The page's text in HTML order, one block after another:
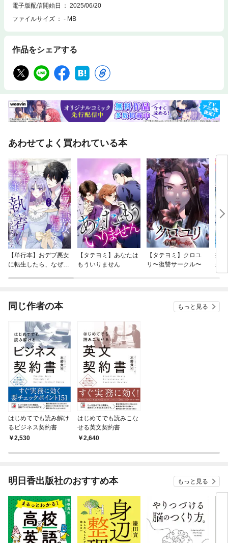
ょう。本書では、この手の条文例とその修正案を数多く紹介しておりま
す。これに加えて次の２つの条文も理解する必要があります。②「修正す
る必要はないものの、契約締結後の実務における対応の際に少し注意が必
応を適切にとらないと、自社に不利益が生じてしまうものです。よって、
に気を付けるべきか」について、事業を遂行する方々に教えられるように
なる必要があります。③「なぜその条文が定められているのか意味が分か
雛形にある通りに記載すべき条文である」と判断できるようになる必要が
あります。本書では、読者の方々が適切に契約書をチェック・修正する能
力を身につけられるように、契約類型ごとに、①がメインではあります
条文に関係する押さえておくべき周辺知識にも触れますので、最終的に
目指すべき契約書とは？なお、契約書は、自社に有利な内容にできたらそ
れに越したことはありませんが、自社に有利ということは、相手に不利と
いうことです。相手にも法務部や契約書に詳しい人がいて、その人たちが
皆さんと同じように契約書をチェックしています。すると、当然、相手は
不利な内容に気が付き、修正しようとしてきます。よって、自社にだけ有
利になる契約書にするというのは難しいのです。したがって、目指すべき
は、「公平な契約書」です。自社にだけ一方的に有利にしようとして、不
毛な時間を費やすことは、契約締結を遅らせ、その結果、事業の遂行の妨
げにもつながります。ぜひ、「公平な内容」、「少なくとも自社に不利な
内容ではない契約」を目指すことをお勧めします。
電子版配信開始日
2025/06/20
ファイルサイズ
- MB
作品をシェアする
あわせてよく買われている本
【単行本】おデブ悪女
に転生したら、なぜか
【タテヨミ】あなたは
もういりません
【タテヨミ】クロユ
リ〜復讐サークル〜
病
が
ぎ
同じ作者の本 もっと見る
はじめてでも読み解け
るビジネス契約書
2,530
はじめてでも読みこな
せる英文契約書
2,640
明日香出版社のおすすめ本 もっと見る